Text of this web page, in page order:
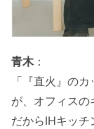
青木：
「『直火』の
が、オフィスの
だからIHキッチ